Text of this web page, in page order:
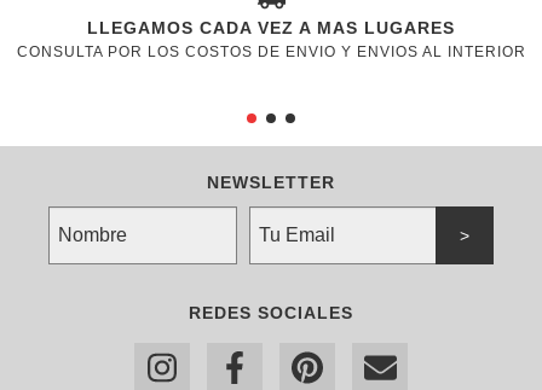
LLEGAMOS CADA VEZ A MAS LUGARES
CONSULTA POR LOS COSTOS DE ENVIO Y ENVIOS AL INTERIOR
NEWSLETTER
REDES SOCIALES